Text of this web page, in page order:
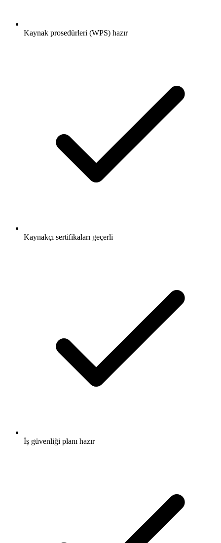
Kaynak prosedürleri (WPS) hazır
Kaynakçı sertifikaları geçerli
İş güvenliği planı hazır